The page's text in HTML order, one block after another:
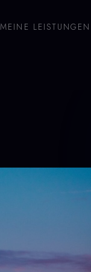
LEISTUNGEN